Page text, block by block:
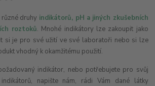
druhyindikátorů, pH a jiných zkušebních
roztoků. Mnohé indikátory lze zakoupit jako
si je pro své užití ve své laboratoři nebo si lze
vhodný k okamžitému použití.
indikátor, nebo potřebujete pro svůj
napište nám, rádi Vám dané látky